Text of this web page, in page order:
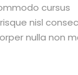
cursus
nisl
nulla non